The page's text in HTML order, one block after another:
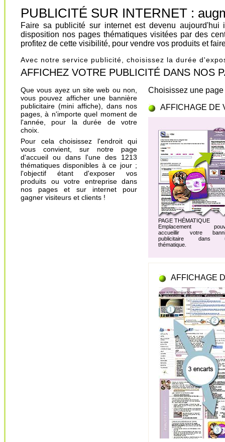
PUBLICITÉ SUR INTERNET :
Faire sa publicité sur internet est devenu
disposition nos pages thématiques visitées par des
profitez de cette visibilité, pour vendre vos produits et
Avec notre service publicité, choisissez la durée
AFFICHEZ VOTRE PUBLICITÉ DANS NOS
Que vous ayez un site web ou non,
vous pouvez afficher une bannière
publicitaire (mini affiche), dans nos
pages, à n'importe quel moment de
l'année, pour la durée de votre
choix.
Pour cela choisissez l'endroit qui
vous convient, sur notre page
d'accueil ou dans l'une des 1213
thématiques disponibles à ce jour ;
l'objectif étant d'exposer vos
produits ou votre entreprise dans
nos pages et sur internet pour
gagner visiteurs et clients !
Choisissez une
AFFICHAGE DE
PAGE THÉMATIQUE
Emplacement
accueillir votre
publicitaire dans
thématique.
AFFICHAGE